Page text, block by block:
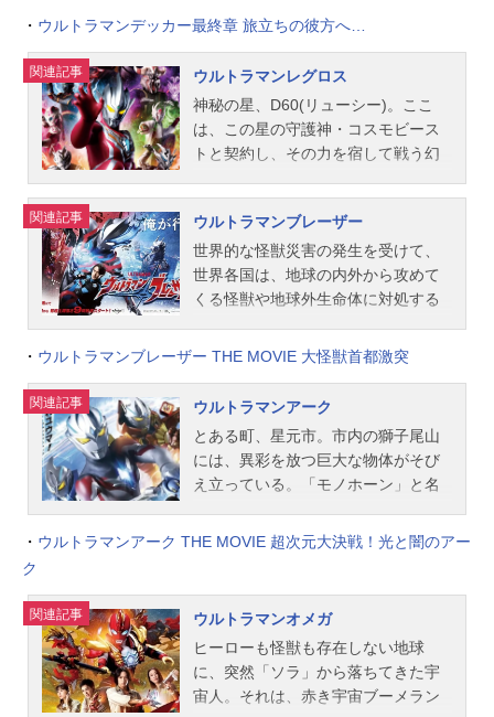
黒澤桂、金木勲、春山ゆきお、伍
ルキ：平野宏周ウルトラマンゼッ
ト：畠中祐（声）ナカシマヨウコ：
松田リマオオタユカ：黒木ひかりヘ
ビクラショウタ：青柳尊哉カブラギ
シンヤ：野田理人イナバコジロー：
橋爪淳クリヤマ長官：小倉久寛朝倉
宮野真守（声）スタッフシリーズ構
成：吹原幸太 田口清隆脚本：吹原
幸太 鈴木智 中野貴雄 林壮太
郎 小林雄次 根元歳三 継田淳
池田遼監...
ンゴは運命に導かれた出会いを果た
すこととなる。そう、それは眠りに
ついていた光の巨人との出会い。ケ
ンゴとこの光の巨人との出会いは彼
の、そして地球の運命にどう影響を
与えていくのか。悠久の時を超えて
ラマントリガー！作品名ウルトラマ
ントリガー放送形態特撮シリーズウ
ルトラシリーズジャンル特撮スケジ
ュール2021年7月10日（土）～2022
年1月22日（土）テレビ東京ほか話数
キト：金子隼也サクマテッシン：水
野直ナナセヒマリ：春川芽生タツミ
セイヤ：高木勝也イグニス：細貝圭
シズマミツクニ：宅麻伸【声の出
演】マルゥル：M・A・O妖麗戦士カ
ルミラ：上...
向にあった。そんな中、突如飛来し
よる地球への襲撃が始まり、人類は
宇宙との交信を絶たれ“孤島の惑星”と
なってしまう。主人公「アスミカナ
タ」の日常にもその魔の手が迫る。
目の前で繰り広げられる破壊、つい
に姿を現す巨大な怪獣。危険を顧み
ず、今そこにいる敵に飛び込んだそ
の時、カナタは「ウルトラマンデッ
カー」へと変身を遂げる。「今、や
るしかねぇ！」デッカーの“光”を手に
したカナタは、日常を守るため戦う
ことを決意し、対スフィア部隊とし
て再編成された新しいエキスパート
チーム「GUTS-SELECT」の新人隊
員として、若さあふれる仲間たちと
共に巨大な敵に立ち向かっていく！
作品名ウルトラマンデッカー放送形
態特撮シリーズウルトラシリーズス
話数全25話キャストアスミカナタ：
ュウモンソウマ：大地伸永アサカゲ
ユウイチロウ：小柳友カイザキサ
ワ：宮澤佐江ムラホシタイジ：黄川
田雅哉HANE2：土田大天の声：梶
原...
・ ウルトラマンデッカー最終章 旅立ちの彼方へ…
関連記事
ウルトラマンレグロス
神秘の星、D60(リューシー)。ここ
は、この星の守護神・コスモビース
トと契約し、その力を宿して戦う幻
地。その総師であるマスターアルー
デのもと、コスモ幻獣拳闘士たちが
厳しい鍛錬に励んでいた。ある時、D
60に名前以外の記憶を失った一人の
若者が流れ着いた。彼の名はウルト
ターアルーデにその才覚を見出さ
拳を学んでいく…これは、彼の激闘
の物語である。作品名ウルトラマン
レグロス放送形態配信シリーズウル
トラシリーズスケジュール前編：202
3年5月23日（火）後編：2023年6月6
日（火）キャストウルトラマンレグ
ロス：仲村宗悟マスターアルーデ：
ス：津田健次郎トゥバーン：森川智
之スピカ：伊藤美来アルビオ：増田
俊樹ファルード：前野智昭マグマ侵
略軍提督ヴォルカン：黒田崇矢マグ
マ地獄兄妹ユラブ：外島孝一マグマ
関連記事
ウルトラマンブレーザー
世界的な怪獣災害の発生を受けて、
世界各国は、地球の内外から攻めて
くる怪獣や地球外生命体に対処する
（GlobalGuardianForce）」を設立し
進む現在。ある夜、宇宙甲殻怪獣バ
ザンガが出現。地球防衛隊の掃討作
戦は難航し、ヒルマゲントが率いる
特殊部隊が絶体絶命の危機に陥る。
その時、眩い光とともに謎の巨人が
降臨。何十年も前から宇宙飛行士た
ちの間で噂されていた未確認大型宇
ン」だ。その後、司令部に呼び出さ
れたゲントは突如、ある任務を言い
渡される。それは、密かに組織され
ていた、特殊怪獣対応分遣隊「SKaR
D(SpecialKaijuReactionDetachmen
・ ウルトラマンブレーザー THE MOVIE 大怪獣首都激突
関連記事
ウルトラマンアーク
とある町、星元市。市内の獅子尾山
には、異彩を放つ巨大な物体がそび
え立っている。「モノホーン」と名
事件当時から突き刺さったままの
常化し、日本では地球防衛隊が武力
で怪獣への対処を行う一方、怪獣防
災科学調査所・通称「SKIP(スキッ
プ/ScientificKaijuInvestigationandPre
・ ウルトラマンアーク THE MOVIE 超次元大決戦！光と闇のアー
ク
関連記事
ウルトラマンオメガ
ヒーローも怪獣も存在しない地球
に、突然「ソラ」から落ちてきた宇
宙人。それは、赤き宇宙ブーメラン